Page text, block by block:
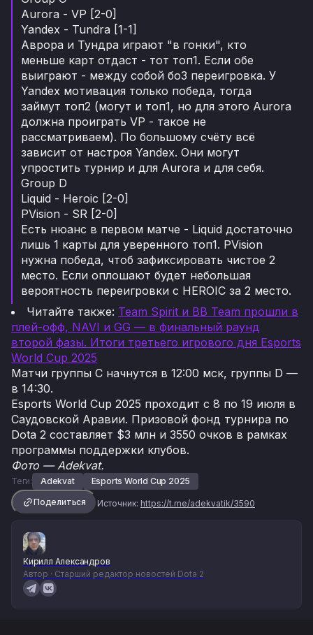
Aurora - VP [2-0]
Yandex - Tundra [1-1]
Аврора и Тундра играют "в гонки", кто
меньше карт отдаст - тот топ1. Если обе
выиграют - между собой бо3 переигровка. У
Yandex мотивация только победа, тогда
займут топ2 (могут и топ1, но для этого Aurora
должна проиграть VP - такое не
рассматриваем). По большому счёту всё
зависит от настроя Yandex. Они могут
упростить турнир и для Aurora и для себя.
Group D
Liquid - Heroic [2-0]
PVision - SR [2-0]
Есть нюанс в первом матче - Liquid достаточно
лишь 1 карты для уверенного топ1. PVision
нужна победа, чтоб зафиксировать чистое 2
место. Если оплошают будет небольшая
вероятность переигровки с HEROIC за 2 место.
Читайте также: Team Spirit и BB Team прошли в
плей-офф, NAVI и GG — в финальный раунд
второй фазы. Итоги третьего игрового дня Esports
World Cup 2025
Матчи группы C начнутся в 12:00 мск, группы D —
в 14:30.
Esports World Cup 2025 проходит с 8 по 19 июля в
Саудовской Аравии. Призовой фонд турнира по
Dota 2 составляет $3 млн и 3550 очков в рамках
программы поддержки клубов.
Фото — Adekvat.
Теги: Adekvat
Esports World Cup 2025
Поделиться
Источник: https://t.me/adekvatik/3590
Кирилл Александров
Автор · Старший редактор новостей Dota 2